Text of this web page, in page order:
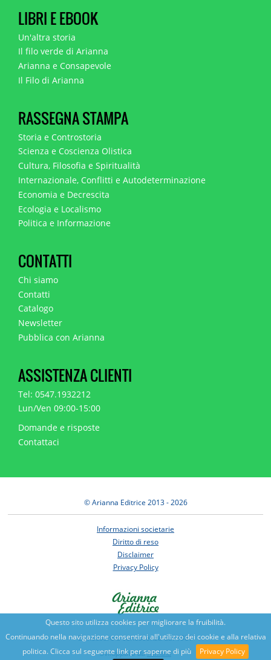
Questo sito utilizza cookies per migliorare la fruibilità.
Continuando nella navigazione consentirai all'utilizzo dei cookie e alla relativa
politica. Clicca sul seguente link per saperne di più
Privacy Policy
LIBRI E EBOOK
Un'altra storia
Il filo verde di Arianna
Arianna e Consapevole
Il Filo di Arianna
RASSEGNA STAMPA
Storia e Controstoria
Scienza e Coscienza Olistica
Cultura, Filosofia e Spiritualità
Internazionale, Conflitti e Autodeterminazione
Economia e Decrescita
Ecologia e Localismo
Politica e Informazione
CONTATTI
Chi siamo
Contatti
Catalogo
Newsletter
Pubblica con Arianna
ASSISTENZA CLIENTI
Tel: 0547.1932212
Lun/Ven 09:00-15:00
Domande e risposte
Contattaci
© Arianna Editrice 2013 - 2026
Informazioni societarie
Diritto di reso
Disclaimer
Privacy Policy
Benessere e conoscenza dal 1987
Sviluppato daNimaia